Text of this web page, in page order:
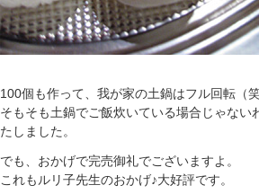
100個も作って、我が家の土鍋はフル回転（
そもそも土鍋でご飯炊いている場合じゃない
たしました。
でも、おかげで完売御礼でございますよ。
これもルリ子先生のおかげ♪大好評です。